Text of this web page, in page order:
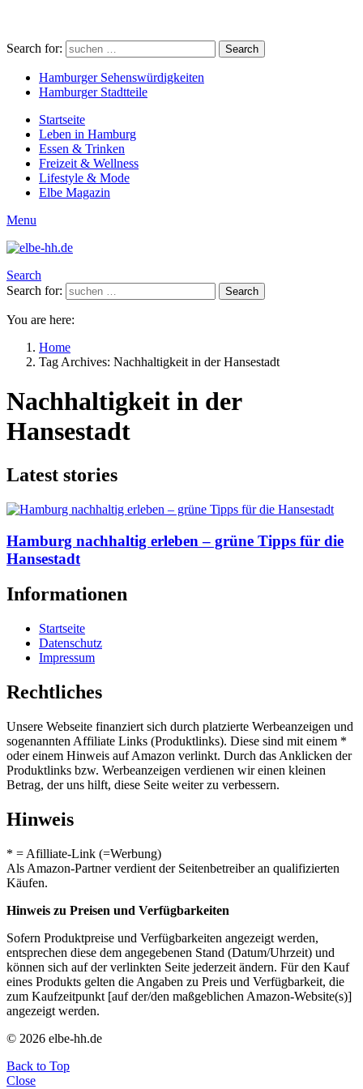
Search for: Search
Hamburger Sehenswürdigkeiten
Hamburger Stadtteile
Startseite
Leben in Hamburg
Essen & Trinken
Freizeit & Wellness
Lifestyle & Mode
Elbe Magazin
Menu
Search
Search for:
Search
You are here:
Home
Tag Archives: Nachhaltigkeit in der Hansestadt
Nachhaltigkeit in der
Hansestadt
Latest stories
Hamburg nachhaltig erleben – grüne Tipps für die
Hansestadt
Informationen
Startseite
Datenschutz
Impressum
Rechtliches
Unsere Webseite finanziert sich durch platzierte Werbeanzeigen und
sogenannten Affiliate Links (Produktlinks). Diese sind mit einem *
oder einem Hinweis auf Amazon verlinkt. Durch das Anklicken der
Produktlinks bzw. Werbeanzeigen verdienen wir einen kleinen
Betrag, der uns hilft, diese Seite weiter zu verbessern.
Hinweis
* = Afilliate-Link (=Werbung)
Als Amazon-Partner verdient der Seitenbetreiber an qualifizierten
Käufen.
Hinweis zu Preisen und Verfügbarkeiten
Sofern Produktpreise und Verfügbarkeiten angezeigt werden,
entsprechen diese dem angegebenen Stand (Datum/Uhrzeit) und
können sich auf der verlinkten Seite jederzeit ändern. Für den Kauf
eines Produkts gelten die Angaben zu Preis und Verfügbarkeit, die
zum Kaufzeitpunkt [auf der/den maßgeblichen Amazon-Website(s)]
angezeigt werden.
© 2026 elbe-hh.de
Back to Top
Close